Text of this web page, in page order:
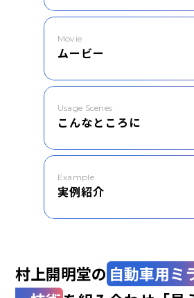
Movie
ムービー
Usage Scenes
こんなところに
Example
実例紹介
村上開明堂の 自動車用ミ